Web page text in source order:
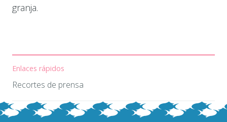
granja.
Enlaces rápidos
Recortes de prensa